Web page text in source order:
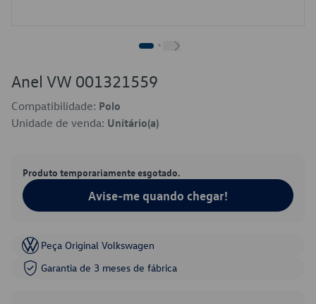
Anel VW 001321559
Compatibilidade: Polo
Unidade de venda: Unitário(a)
Produto temporariamente esgotado.
Avise-me quando chegar!
Peça Original Volkswagen
Garantia de 3 meses de fábrica